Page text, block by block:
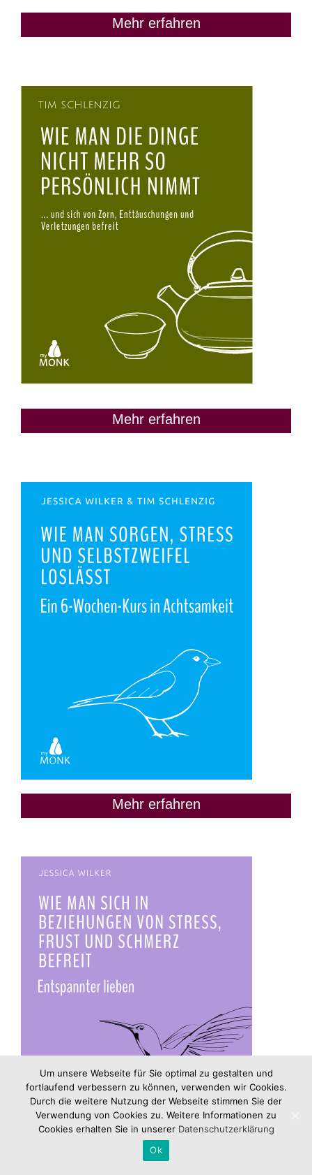
Mehr erfahren
Mehr erfahren
Mehr erfahren
Um unsere Webseite für Sie optimal zu gestalten und
fortlaufend verbessern zu können, verwenden wir Cookies.
Durch die weitere Nutzung der Webseite stimmen Sie der
Verwendung von Cookies zu. Weitere Informationen zu
Cookies erhalten Sie in unserer Datenschutzerklärung
Ok